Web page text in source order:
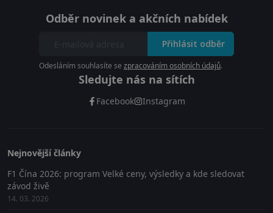
Odběr novinek a akčních nabídek
Přihlásit odběr
Odesláním souhlasíte se zpracováním osobních údajů.
Sledujte nás na sítích
Facebook Instagram
Nejnovější články
F1 Čína 2026: program Velké ceny, výsledky a kde sledovat
závod živě
14. 03. 2026